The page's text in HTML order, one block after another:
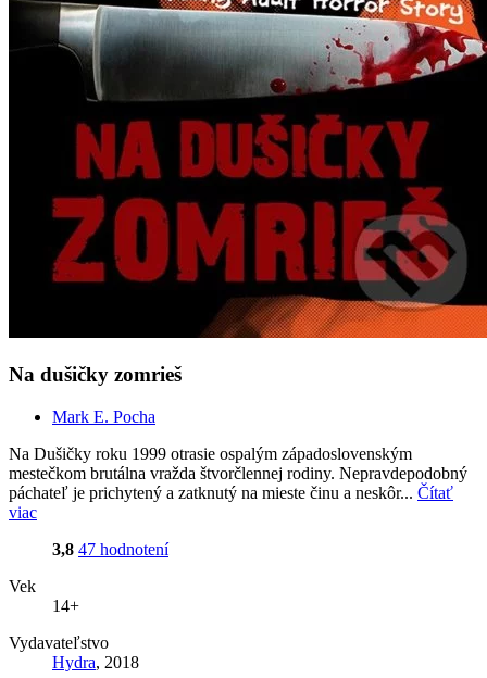
Na dušičky zomrieš
Mark E. Pocha
Na Dušičky roku 1999 otrasie ospalým západoslovenským
mestečkom brutálna vražda štvorčlennej rodiny. Nepravdepodobný
páchateľ je prichytený a zatknutý na mieste činu a neskôr... Čítať
viac
3,8 47 hodnotení
Vek
14+
Vydavateľstvo
Hydra, 2018